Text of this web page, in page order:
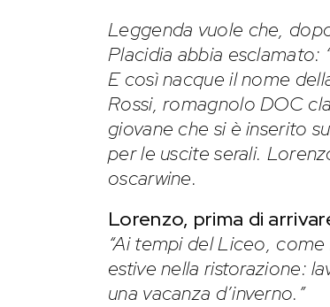
Leggenda vuole che,
Placidia abbia esclamato:
E così nacque il nome
Rossi, romagnolo DOC
giovane che si è inserito
per le uscite serali.
oscarwine.
Lorenzo, prima di
“Ai tempi del Liceo,
estive nella ristorazione:
una vacanza d’inverno.”